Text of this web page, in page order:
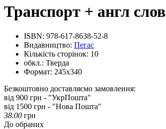
Транспорт + англ
ISBN: 978-617-8638-52-8
Видавництво: Пегас
Кількість сторінок: 10
обкл.: Тверда
Формат: 245х340
Безкоштовно доставляємо замовлення:
від 900 грн - "УкрПошта"
від 1500 грн - "Нова Пошта"
38.00 грн
До обраних